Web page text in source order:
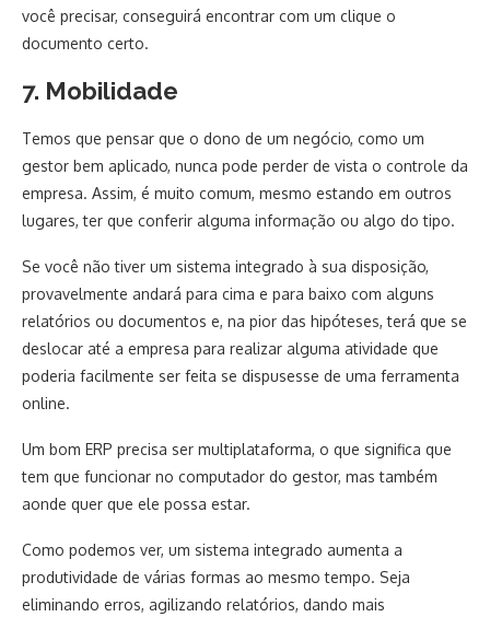
você precisar, conseguirá encontrar com um clique o
documento certo.
7. Mobilidade
Temos que pensar que o dono de um negócio, como um
gestor bem aplicado, nunca pode perder de vista o controle da
empresa. Assim, é muito comum, mesmo estando em outros
lugares, ter que conferir alguma informação ou algo do tipo.
Se você não tiver um sistema integrado à sua disposição,
provavelmente andará para cima e para baixo com alguns
relatórios ou documentos e, na pior das hipóteses, terá que se
deslocar até a empresa para realizar alguma atividade que
poderia facilmente ser feita se dispusesse de uma ferramenta
online.
Um bom ERP precisa ser multiplataforma, o que significa que
tem que funcionar no computador do gestor, mas também
aonde quer que ele possa estar.
Como podemos ver, um sistema integrado aumenta a
produtividade de várias formas ao mesmo tempo. Seja
eliminando erros, agilizando relatórios, dando mais